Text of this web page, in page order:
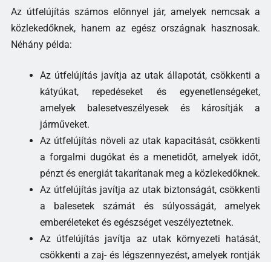
Az útfelújítás számos előnnyel jár, amelyek nemcsak a
közlekedőknek, hanem az egész országnak hasznosak.
Néhány példa:
Az útfelújítás javítja az utak állapotát, csökkenti a
kátyúkat, repedéseket és egyenetlenségeket,
amelyek balesetveszélyesek és károsítják a
járműveket.
Az útfelújítás növeli az utak kapacitását, csökkenti
a forgalmi dugókat és a menetidőt, amelyek időt,
pénzt és energiát takarítanak meg a közlekedőknek.
Az útfelújítás javítja az utak biztonságát, csökkenti
a balesetek számát és súlyosságát, amelyek
emberéleteket és egészséget veszélyeztetnek.
Az útfelújítás javítja az utak környezeti hatását,
csökkenti a zaj- és légszennyezést, amelyek rontják